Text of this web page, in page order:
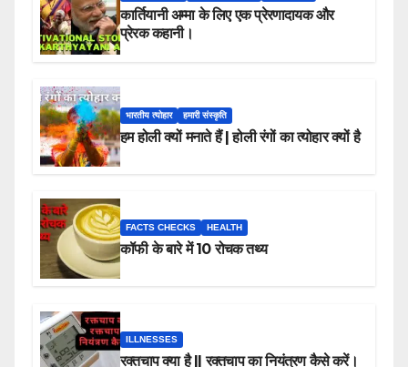
कार्तियानी अम्मा के लिए एक प्रेरणादायक और
प्रेरक कहानी।
भारतीय त्योहार हमारी संस्कृति
हम होली क्यों मनाते हैं | होली रंगों का त्योहार क्यों है
FACTS CHECKS HEALTH
कॉफी के बारे में 10 रोचक तथ्य
ILLNESSES
रक्तचाप क्या है || रक्तचाप का नियंत्रण कैसे करें।